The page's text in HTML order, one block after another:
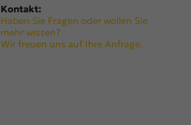
Kontakt:
Haben Sie Fragen oder wollen Sie
mehr wissen?
Wir freuen uns auf Ihre Anfrage.